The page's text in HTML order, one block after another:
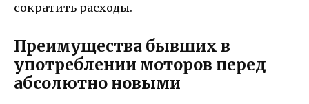
сократить расходы.
Преимущества бывших в
употреблении моторов перед
абсолютно новыми